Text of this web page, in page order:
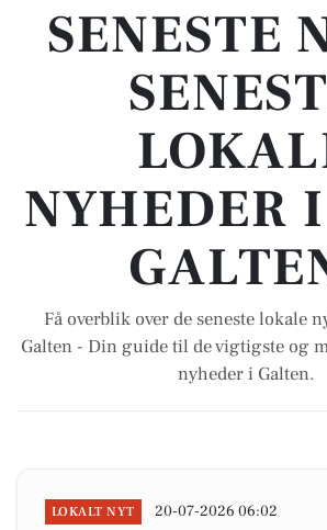
SENESTE
NYHEDER
Få overblik over de seneste lokale
Galten - Din guide til de vigtigste og
nyheder i Galten.
LOKALT NYT 20-07-2026 06:02